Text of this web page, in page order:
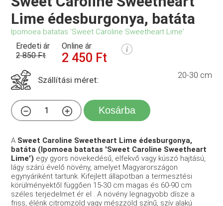
Lime édesburgonya, batáta
Ipomoea batatas 'Sweet Caroline Sweetheart Lime'
Eredeti ár
2 850 Ft
Online ár
2 450 Ft
Szállítási méret: 20-30 cm
Kosárba
A Sweet Caroline Sweetheart Lime édesburgonya,
batáta (Ipomoea batatas 'Sweet Caroline Sweetheart
Lime') egy gyors növekedésű, elfekvő vagy kúszó hajtású,
lágy szárú évelő növény, amelyet Magyarországon
egynyáriként tartunk. Kifejlett állapotban a termesztési
körülményektől függően 15-30 cm magas és 60-90 cm
széles terjedelmet ér el . A növény legnagyobb dísze a
friss, élénk citromzöld vagy mészzöld színű, szív alakú